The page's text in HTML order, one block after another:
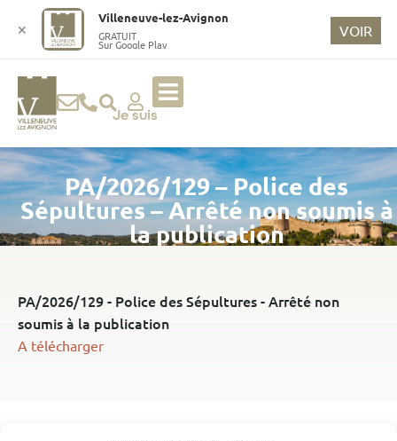
ri
n
ci
a
Je suis
PA/2026/129 – Police des
Sépultures – Arrêté non soumis à
la publication
PA/2026/129 - Police des Sépultures - Arrêté non
soumis à la publication
A télécharger
✕
Villeneuve-lez-Avignon
GRATUIT
Sur Google Play
VOIR